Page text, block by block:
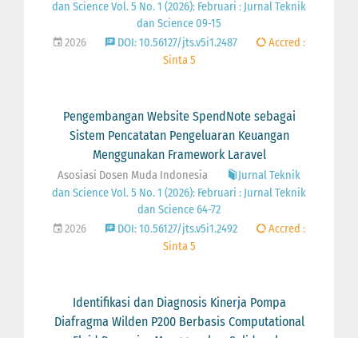
dan Science Vol. 5 No. 1 (2026): Februari : Jurnal Teknik
dan Science 09-15
2026
DOI: 10.56127/jts.v5i1.2487
Accred :
Sinta 5
Pengembangan Website SpendNote sebagai
Sistem Pencatatan Pengeluaran Keuangan
Menggunakan Framework Laravel
Asosiasi Dosen Muda Indonesia
Jurnal Teknik
dan Science Vol. 5 No. 1 (2026): Februari : Jurnal Teknik
dan Science 64-72
2026
DOI: 10.56127/jts.v5i1.2492
Accred :
Sinta 5
Identifikasi dan Diagnosis Kinerja Pompa
Diafragma Wilden P200 Berbasis Computational